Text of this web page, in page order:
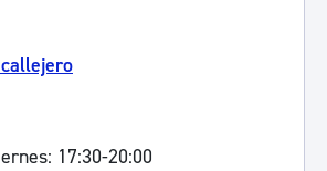
17:30-20:00